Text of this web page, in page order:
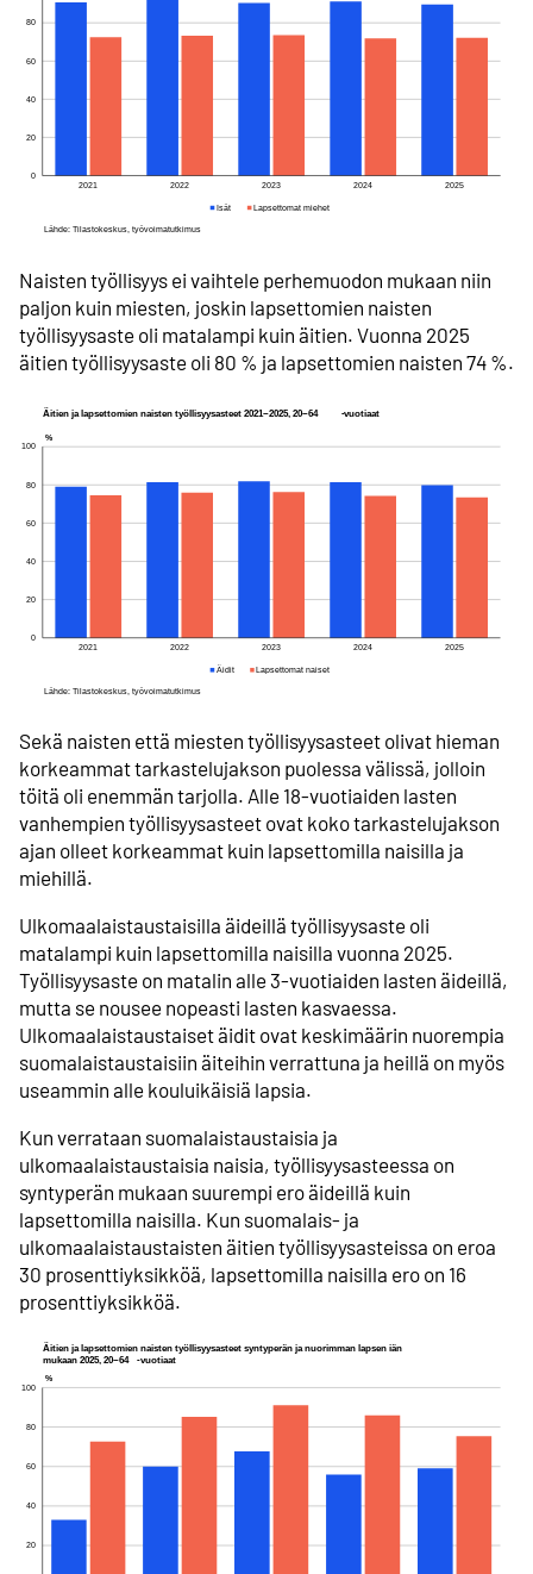
Naisten työllisyys ei vaihtele perhemuodon mukaan niin
paljon kuin miesten, joskin lapsettomien naisten
työllisyysaste oli matalampi kuin äitien. Vuonna 2025
äitien työllisyysaste oli 80 % ja lapsettomien naisten 74 %.
Sekä naisten että miesten työllisyysasteet olivat hieman
korkeammat tarkastelujakson puolessa välissä, jolloin
töitä oli enemmän tarjolla. Alle 18-vuotiaiden lasten
vanhempien työllisyysasteet ovat koko tarkastelujakson
ajan olleet korkeammat kuin lapsettomilla naisilla ja
miehillä.
Ulkomaalaistaustaisilla äideillä työllisyysaste oli
matalampi kuin lapsettomilla naisilla vuonna 2025.
Työllisyysaste on matalin alle 3-vuotiaiden lasten äideillä,
mutta se nousee nopeasti lasten kasvaessa.
Ulkomaalaistaustaiset äidit ovat keskimäärin nuorempia
suomalaistaustaisiin äiteihin verrattuna ja heillä on myös
useammin alle kouluikäisiä lapsia.
Kun verrataan suomalaistaustaisia ja
ulkomaalaistaustaisia naisia, työllisyysasteessa on
syntyperän mukaan suurempi ero äideillä kuin
lapsettomilla naisilla. Kun suomalais- ja
ulkomaalaistaustaisten äitien työllisyysasteissa on eroa
30 prosenttiyksikköä, lapsettomilla naisilla ero on 16
prosenttiyksikköä.